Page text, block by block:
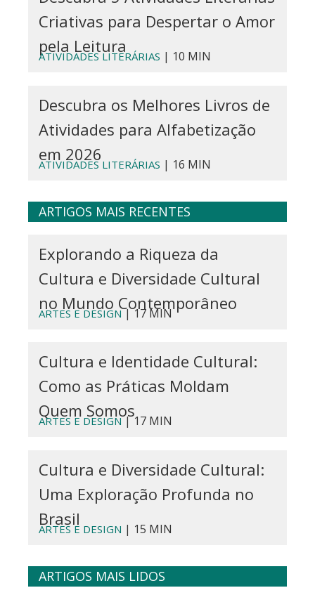
Criativas para Despertar o Amor
pela Leitura
ATIVIDADES LITERÁRIAS | 10 MIN
Descubra os Melhores Livros de
Atividades para Alfabetização
em 2026
ATIVIDADES LITERÁRIAS | 16 MIN
ARTIGOS MAIS RECENTES
Explorando a Riqueza da
Cultura e Diversidade Cultural
no Mundo Contemporâneo
ARTES E DESIGN| 17 MIN
Cultura e Identidade Cultural:
Como as Práticas Moldam
Quem Somos
ARTES E DESIGN| 17 MIN
Cultura e Diversidade Cultural:
Uma Exploração Profunda no
Brasil
ARTES E DESIGN | 15 MIN
ARTIGOS MAIS LIDOS